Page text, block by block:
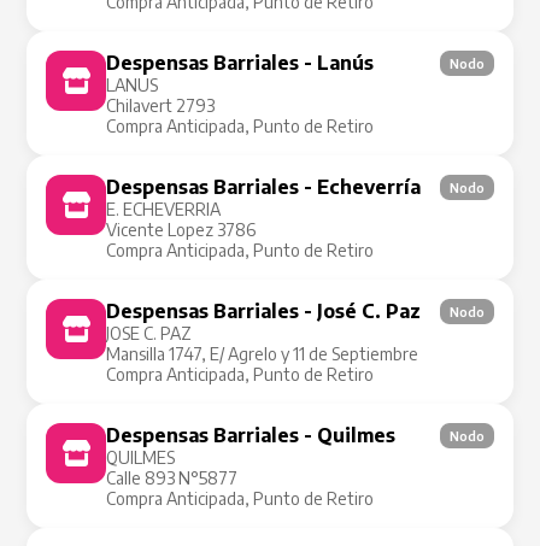
Despensas Barriales - Lanús
LANUS
Chilavert 2793
Compra Anticipada, Punto de Retiro
Nodo
Despensas Barriales - Echeverría
E. ECHEVERRIA
Vicente Lopez 3786
Compra Anticipada, Punto de Retiro
Nodo
Despensas Barriales - José C. Paz
JOSE C. PAZ
Mansilla 1747, E/ Agrelo y 11 de Septiembre
Compra Anticipada, Punto de Retiro
Nodo
Despensas Barriales - Quilmes
QUILMES
Calle 893 N°5877
Compra Anticipada, Punto de Retiro
Nodo